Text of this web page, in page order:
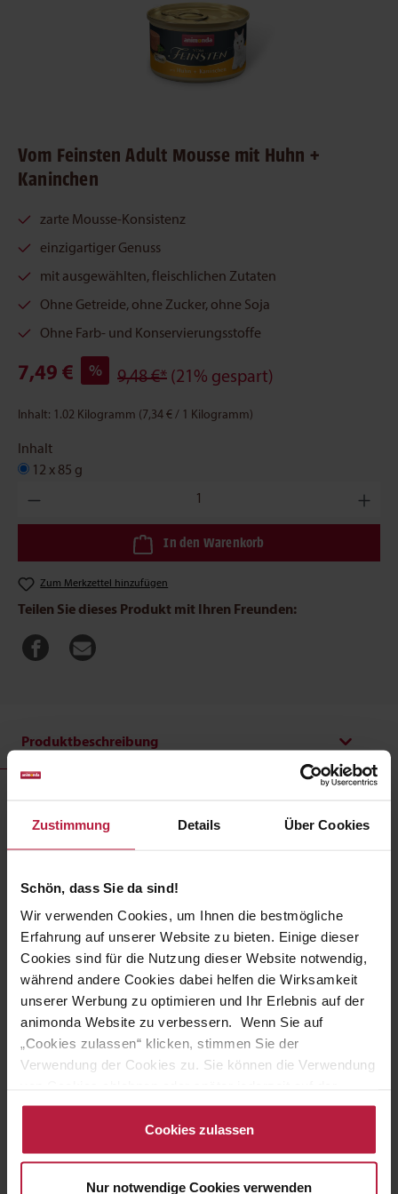
Zustimmung Details Über Cookies
Schön, dass Sie da sind!
Wir verwenden Cookies, um Ihnen die bestmögliche
Erfahrung auf unserer Website zu bieten. Einige dieser
Cookies sind für die Nutzung dieser Website notwendig,
während andere Cookies dabei helfen die Wirksamkeit
unserer Werbung zu optimieren und Ihr Erlebnis auf der
animonda Website zu verbessern. Wenn Sie auf
„Cookies zulassen“ klicken, stimmen Sie der
Verwendung der Cookies zu. Sie können die Verwendung
Datenschutzseiteändern/widerrufen oder auf das
Cookiebot-Logo am linken unteren Bildrand klicken. Mit
Klick auf „Cookies zulassen“ erteilen Sie Ihre Einwilligung
Cookies zulassen
Nur notwendige Cookies verwenden
Vom Feinsten Adult Mousse mit Huhn +
Kaninchen
zarte Mousse-Konsistenz
einzigartiger Genuss
mit ausgewählten, fleischlichen Zutaten
Ohne Getreide, ohne Zucker, ohne Soja
Ohne Farb- und Konservierungsstoffe
7,49 € % 9,48 €* (21% gespart)
Inhalt: 1.02 Kilogramm (7,34 € / 1 Kilogramm)
Inhalt
12 x 85 g
Produkt Anzahl: Gib den gewünschten Wert ein oder benutze
In den Warenkorb
Zum Merkzettel hinzufügen
Teilen Sie dieses Produkt mit Ihren Freunden:
Produktbeschreibung
Kaninchen: Zartes Mousse für Genießer-Katzen
einzigartigen Genuss in den Napf. Ausgewählte fleischliche
wählerische Stubentiger.
versorgt ausgewachsene
Katzen von 1-6 Jahren mit allen lebenswichtigen Nährstoffen
und Taurin. Vom Feinsten Adult Mousse mit Huhn +
Kaninchen wird ohne Getreide, Soja und Zucker hergestellt.
Vom Feinsten – für die Liebsten nur Vom
Feinsten!
Katzen lieben es verwöhnt zu werden! Beste Qualität trifft auf
vorzüglichen Geschmack: die Katzenfuttermarke Vom